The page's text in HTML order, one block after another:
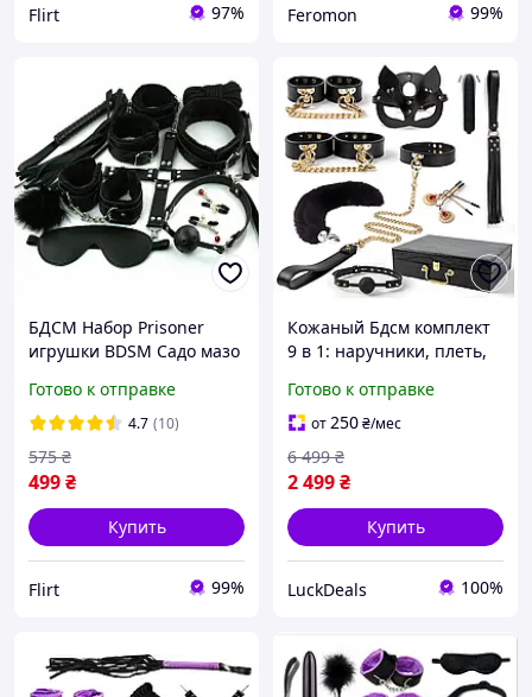
Flirt 97% Feromon 99%
БДСМ Набор Prisoner
игрушки BDSM Садо мазо
наручники, ошейник
Черный Flirt
Готово к отправке
4.7 (10)
499₴
575 ₴
Купить
Flirt 99%
Кожаный Бдсм комплект
9 в 1: наручники, плеть,
сексуальных игр для пар
из натуральной кожи
Готово к отправке
от250₴/мес
2 499₴
6 499 ₴
Купить
LuckDeals 100%